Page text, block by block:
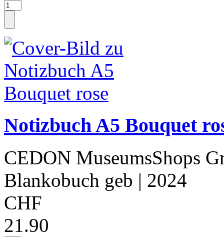
Notizbuch A5 Bouquet
CEDON MuseumsShops
Blankobuch geb | 2024
CHF
21.90